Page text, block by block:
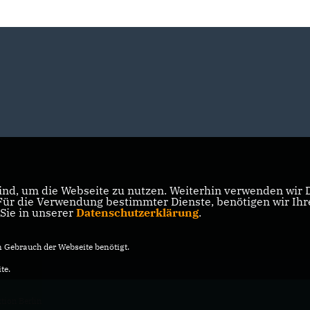
um die Webseite zu nutzen. Weiterhin verwenden
die Verwendung bestimmter Dienste, benötigen wir
in unserer Datenschutzerklärung.
der Webseite benötigt.